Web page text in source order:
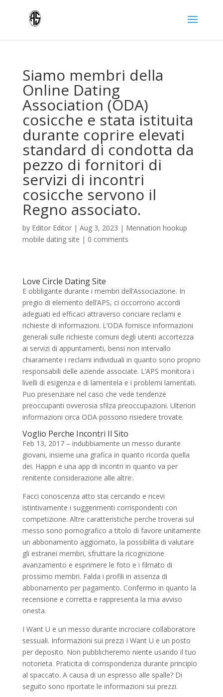
Siamo membri della
Online Dating
Association (ODA)
cosicche e stata istituita
durante coprire elevati
standard di condotta da
pezzo di fornitori di
servizi di incontri
cosicche servono il
Regno associato.
by Editor Editor| Aug 3, 2023 | Mennation hookup
mobile dating site | 0 comments
Love Circle Dating Site
E obbligante durante i membri dell’Associazione. In
pregio di elemento dell’APS, ci occorrono accordi
adeguati ed efficaci attraverso conciare reclami e
richieste di informazioni. L’ODA fornisce informazioni
generali sulle richieste comuni degli utenti accortezza
ai servizi di appuntamenti, bensi non intervallo
chiaramente i reclami individuali in quanto sono proprio
responsabili delle aziende associate. L’APS monitora i
livelli di esigenza e di lamentela e i problemi lamentati.
Puo presenziare nel caso che vede tendenze
preoccupanti ovverosia sfilza preoccupazioni. Ulteriori
informazioni circa ODA possono risiedere trovate.
Voglio Perche Incontri Il Sito
Feb 13, 2017 – indubbiamente un messo durante
giovani, insieme una grafica in quanto ricorda quella
dei. Happn e una app di incontri in quanto va per
renitente considerazione alle altre:.
Facci conoscenza atto stai cercando e ricevi
istintivamente i suggerimenti corrispondenti con
competizione. Altre caratteristiche perche troverai sul
messo sono pornografico a titolo di favore unitamente
un abbonamento aggiornato, la possibilita di valutare
gli estranei membri, sfruttare la ricognizione
avanzamento e esprimere le foto e i filmato di
prossimo membri. Falda i profili in assenza di
abbonamento per pagamento. Confermo in quanto la
recensione e corretta e rappresenta la mia avviso
onesta.
I Want U e un messo durante incrociare collaboratore
sessuali. Informazioni sui prezzi I Want U e un posto
per deposito. Non pubblicheremo niente usando il tuo
notorieta. Praticita di corrispondenza durante principio
al spaccato. A causa di un espresso alle spalle? Di
seguito sono riportate le informazioni sui prezzi.